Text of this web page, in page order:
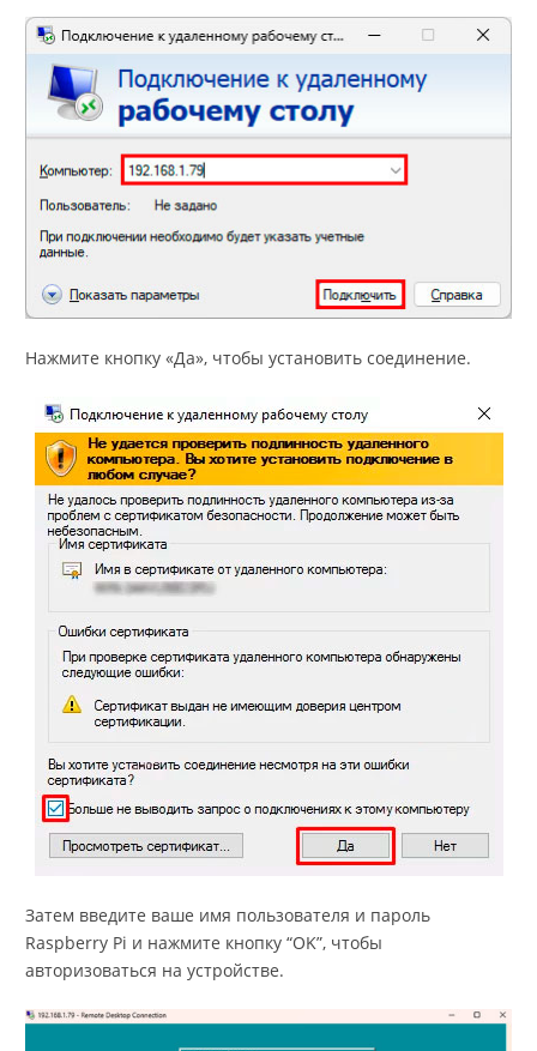
Нажмите кнопку «Да», чтобы установить соединение.
Затем введите ваше имя пользователя и пароль
Raspberry Pi и нажмите кнопку “OK”, чтобы
авторизоваться на устройстве.